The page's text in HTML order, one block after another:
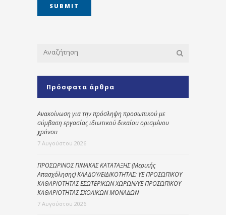
Πρόσφατα άρθρα
Ανακοίνωση για την πρόσληψη προσωπικού με
σύμβαση εργασίας ιδιωτικού δικαίου ορισμένου
χρόνου
7 Αυγούστου 2026
ΠΡΟΣΩΡΙΝΟΣ ΠΙΝΑΚΑΣ ΚΑΤΑΤΑΞΗΣ (Μερικής
Απασχόλησης) ΚΛΑΔΟΥ/ΕΙΔΙΚΟΤΗΤΑΣ: ΥΕ ΠΡΟΣΩΠΙΚΟΥ
ΚΑΘΑΡΙΟΤΗΤΑΣ ΕΣΩΤΕΡΙΚΩΝ ΧΩΡΩΝ/ΥΕ ΠΡΟΣΩΠΙΚΟΥ
ΚΑΘΑΡΙΟΤΗΤΑΣ ΣΧΟΛΙΚΩΝ ΜΟΝΑΔΩΝ
7 Αυγούστου 2026